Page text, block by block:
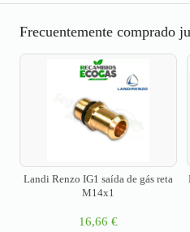
Frecuentemente comprado
Landi Renzo IG1 saída de gás reta
M14x1
16,66 €